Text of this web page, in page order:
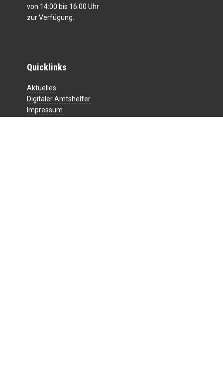
von 14:00 bis 16:00 Uhr
zur Verfügung.
Quicklinks
Aktuelles
Digitaler Amtshelfer
Impressum